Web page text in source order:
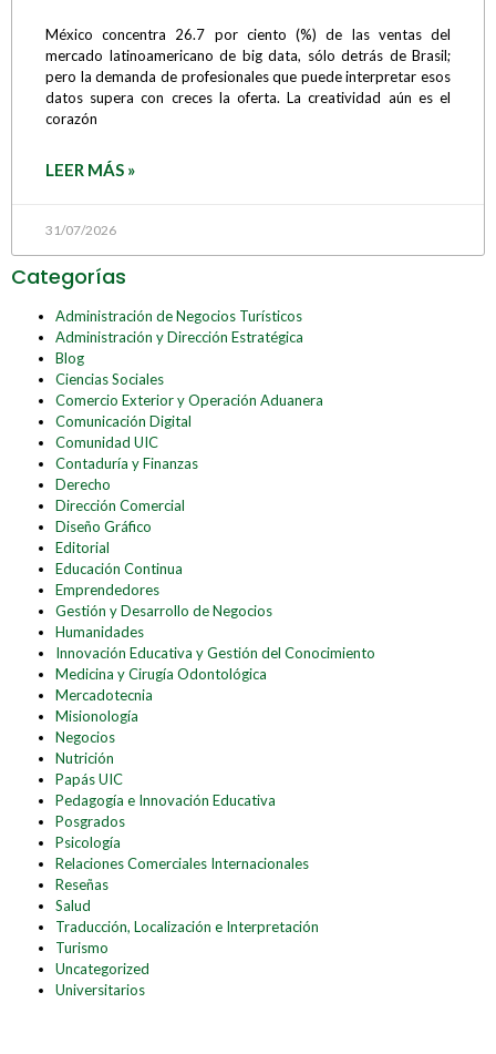
México concentra 26.7 por ciento (%) de las ventas del
mercado latinoamericano de big data, sólo detrás de Brasil;
pero la demanda de profesionales que puede interpretar esos
datos supera con creces la oferta. La creatividad aún es el
corazón
LEER MÁS »
31/07/2026
Categorías
Administración de Negocios Turísticos
Administración y Dirección Estratégica
Blog
Ciencias Sociales
Comercio Exterior y Operación Aduanera
Comunicación Digital
Comunidad UIC
Contaduría y Finanzas
Derecho
Dirección Comercial
Diseño Gráfico
Editorial
Educación Continua
Emprendedores
Gestión y Desarrollo de Negocios
Humanidades
Innovación Educativa y Gestión del Conocimiento
Medicina y Cirugía Odontológica
Mercadotecnia
Misionología
Negocios
Nutrición
Papás UIC
Pedagogía e Innovación Educativa
Posgrados
Psicología
Relaciones Comerciales Internacionales
Reseñas
Salud
Traducción, Localización e Interpretación
Turismo
Uncategorized
Universitarios